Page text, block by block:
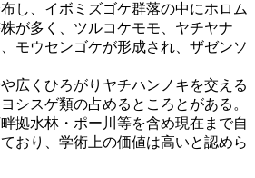
し、イボミズゴケ群落の中にホロム
が多く、ツルコケモモ、ヤチヤナ
モウセンゴケが形成され、ザゼンソ
広くひろがりヤチハンノキを交える
シスゲ類の占めるところとがある。
拠水林・ポー川等を含め現在まで自
おり、学術上の価値は高いと認めら